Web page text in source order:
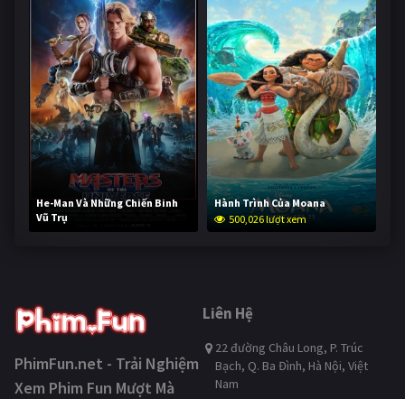
He-Man Và Những Chiến Binh
Vũ Trụ
249,538 lượt xem
Hành Trình Của Moana
500,026 lượt xem
PhimFun.net - Trải Nghiệm
Xem Phim Fun Mượt Mà
Liên Hệ
22 đường Châu Long, P. Trúc
Bạch, Q. Ba Đình, Hà Nội, Việt
Nam